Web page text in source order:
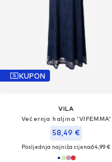
KUPON
VILA
Večernja haljina 'VIFEMMA'
58,49 €
Posljednja najniža cijena:64,99 €